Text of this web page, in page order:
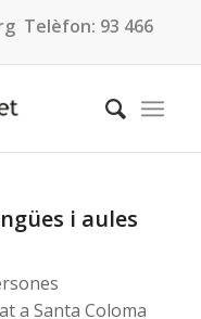
Telèfon: 93 466
i aules
a Santa Coloma